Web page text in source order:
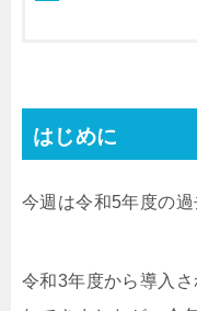
はじめに
今週は令和5年度の過
令和3年度から導入